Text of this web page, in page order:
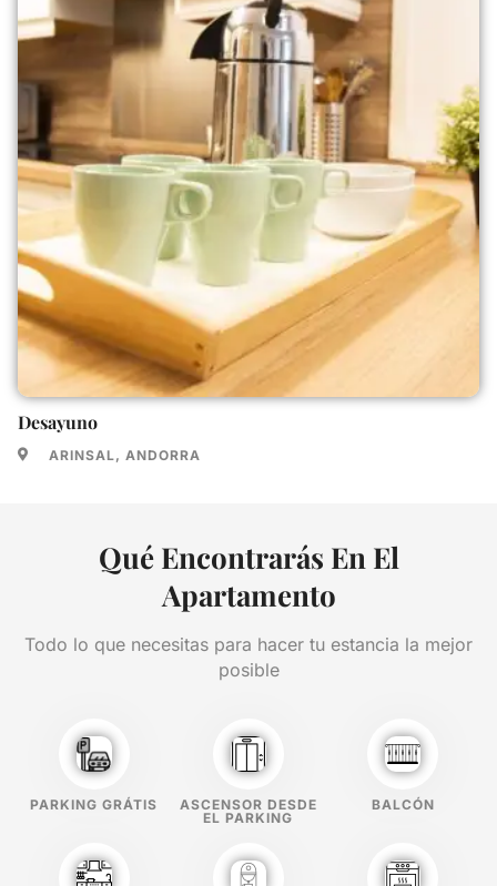
Desayuno
ARINSAL, ANDORRA
Qué Encontrarás En El
Apartamento
Todo lo que necesitas para hacer tu estancia la mejor
posible
PARKING GRÁTIS
ASCENSOR DESDE
EL PARKING
BALCÓN